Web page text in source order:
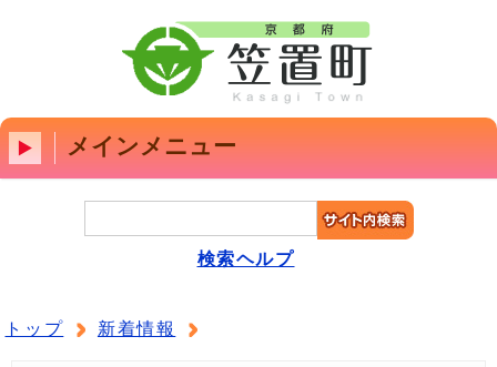
メインメニュー
検索ヘルプ
トップ 新着情報